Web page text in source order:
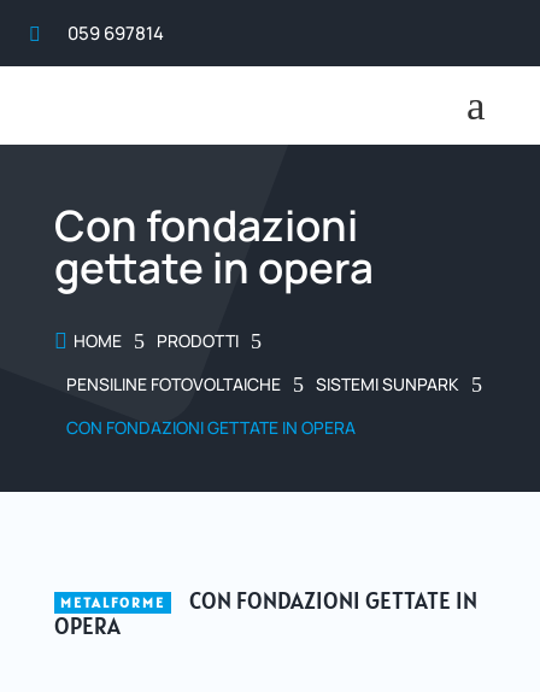
 059 697814
a
Con fondazioni
gettate in opera
 HOME 5 PRODOTTI 5
PENSILINE FOTOVOLTAICHE 5 SISTEMI SUNPARK 5
CON FONDAZIONI GETTATE IN OPERA
METALFORME
CON FONDAZIONI GETTATE IN
OPERA